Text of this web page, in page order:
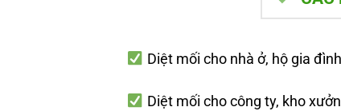
Diệt mối cho nhà ở, hộ gia đình
Diệt mối cho công ty, kho